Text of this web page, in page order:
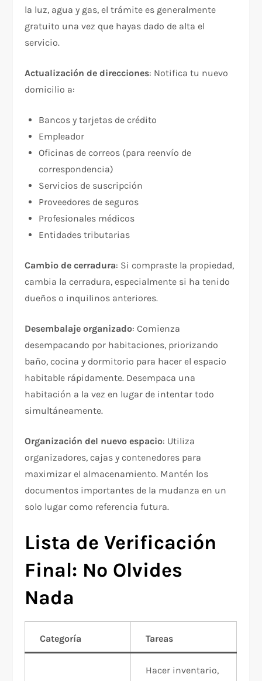
la luz, agua y gas, el trámite es generalmente
gratuito una vez que hayas dado de alta el
servicio.​
Actualización de direcciones: Notifica tu nuevo
domicilio a:
Bancos y tarjetas de crédito​
Empleador​
Oficinas de correos (para reenvío de
correspondencia)​
Servicios de suscripción​
Proveedores de seguros
Profesionales médicos​
Entidades tributarias​
Cambio de cerradura: Si compraste la propiedad,
cambia la cerradura, especialmente si ha tenido
dueños o inquilinos anteriores.​
Desembalaje organizado: Comienza
desempacando por habitaciones, priorizando
baño, cocina y dormitorio para hacer el espacio
habitable rápidamente. Desempaca una
habitación a la vez en lugar de intentar todo
simultáneamente.​
Organización del nuevo espacio: Utiliza
organizadores, cajas y contenedores para
maximizar el almacenamiento. Mantén los
documentos importantes de la mudanza en un
solo lugar como referencia futura.​
Lista de Verificación
Final: No Olvides
Nada
Categoría Tareas
Hacer inventario,